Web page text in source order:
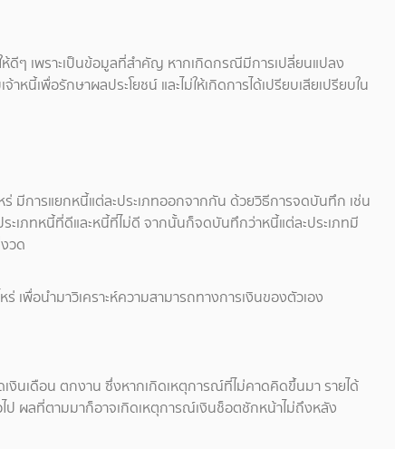
ดีๆ เพราะเป็นข้อมูลที่สำคัญ หากเกิดกรณีมีการเปลี่ยนแปลง
นี้เพื่อรักษาผลประโยชน์ และไม่ให้เกิดการได้เปรียบเสียเปรียบใน
ร่ มีการแยกหนี้แต่ละประเภทออกจากกัน ด้วยวิธีการจดบันทึก เช่น
เภทหนี้ที่ดีและหนี้ที่ไม่ดี จากนั้นก็จดบันทึกว่าหนี้แต่ละประเภทมี
วด
เพื่อนำมาวิเคราะห์ความสามารถทางการเงินของตัวเอง
เงินเดือน ตกงาน ซึ่งหากเกิดเหตุการณ์ที่ไม่คาดคิดขึ้นมา รายได้
ป ผลที่ตามมาก็อาจเกิดเหตุการณ์เงินช็อตชักหน้าไม่ถึงหลัง